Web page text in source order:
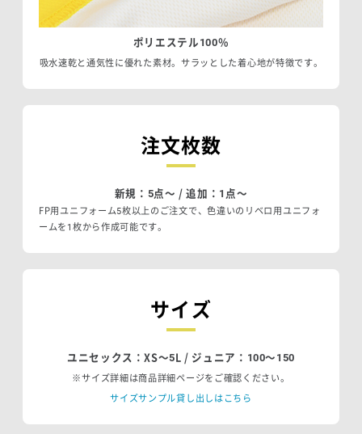
ポリエステル100％
吸水速乾と通気性に優れた素材。サラッとした着心地が特徴です。
注文枚数
新規：5点〜 / 追加：1点〜
FP用ユニフォーム5枚以上のご注文で、色違いのリベロ用ユニフォ
ームを1枚から作成可能です。
サイズ
ユニセックス：XS〜5L / ジュニア：100〜150
※サイズ詳細は商品詳細ページをご確認ください。
サイズサンプル貸し出しはこちら